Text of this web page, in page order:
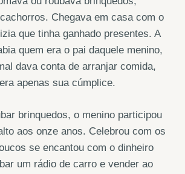
Chegava em casa com o
que tinha ganhado presentes. A
quem era o pai daquele menino,
dava conta de arranjar comida,
apenas sua cúmplice.
brinquedos, o menino participou
aos onze anos. Celebrou com os
se encantou com o dinheiro
um rádio de carro e vender ao